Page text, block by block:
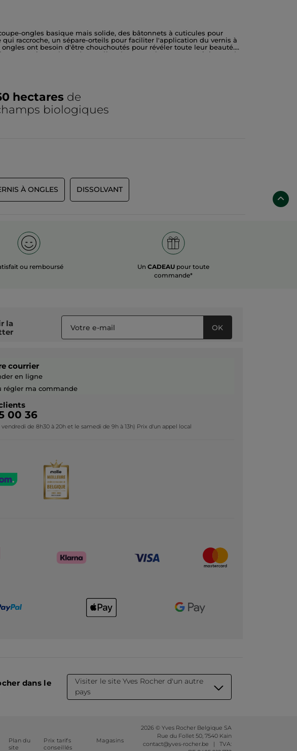
ongles basique mais solide, des bâtonnets à cuticules pour
raccroche, un sépare-orteils pour faciliter l'application du vernis à
ont besoin d'être chouchoutés pour révéler toute leur beauté.
une mise en beauté complète de vos ongles avec un minimum de
un rendu impeccable : limer, lisser, polir, et faire briller. Et pour
Jojoba, il protégera vos ongles et les rendra forts et brillants. Grâce
hectares de
biologiques
À ONGLES DISSOLVANT
ou remboursé Un CADEAUpour toute
commande*
la
OK
courrier
en ligne
régler ma commande
00 36
de 8h30 à 20h et le samedi de 9h à 13h) Prix d'un appel local
dans le
Visiter le site Yves Rocher d'un autre
pays
Plan du
site
Prix tarifs
conseillés
Magasins
2026 © Yves Rocher Belgique SA
Rue du Follet 50, 7540 Kain
contact@yves-rocher.be | TVA: